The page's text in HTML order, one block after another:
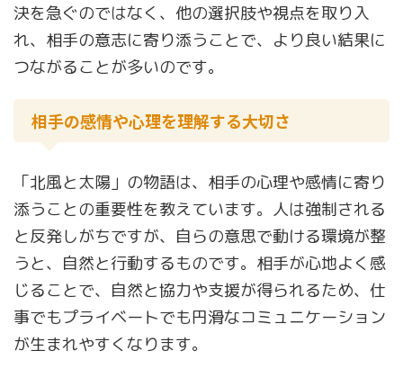
決を急ぐのではなく、他の選択肢や視点を取り入
れ、相手の意志に寄り添うことで、より良い結果に
つながることが多いのです。
相手の感情や心理を理解する大切さ
「北風と太陽」の物語は、相手の心理や感情に寄り
添うことの重要性を教えています。人は強制される
と反発しがちですが、自らの意思で動ける環境が整
うと、自然と行動するものです。相手が心地よく感
じることで、自然と協力や支援が得られるため、仕
事でもプライベートでも円滑なコミュニケーション
が生まれやすくなります。